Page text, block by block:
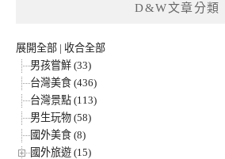
D&W文章分類
展開全部 | 收合全部
男孩嘗鮮 (33)
台灣美食 (436)
台灣景點 (113)
男生玩物 (58)
國外美食 (8)
國外旅遊 (15)